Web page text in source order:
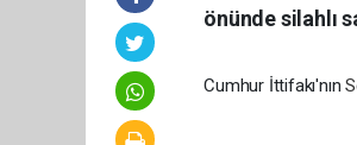
önünde silahlı
Cumhur İttifakı'nın